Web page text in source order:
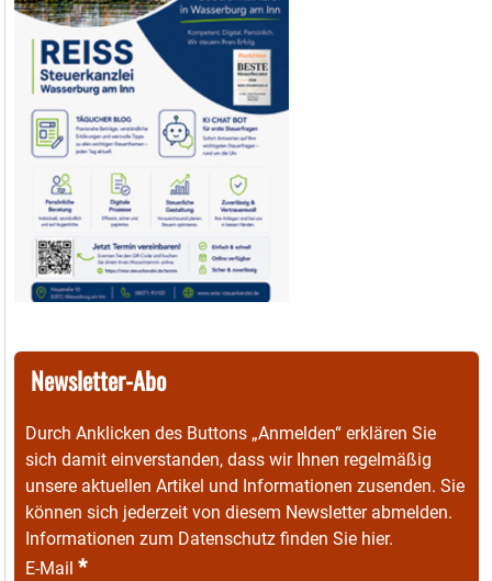
Newsletter-Abo
Durch Anklicken des Buttons „Anmelden“ erklären Sie
sich damit einverstanden, dass wir Ihnen regelmäßig
unsere aktuellen Artikel und Informationen zusenden. Sie
können sich jederzeit von diesem Newsletter abmelden.
Informationen zum Datenschutz finden Sie hier.
E-Mail *